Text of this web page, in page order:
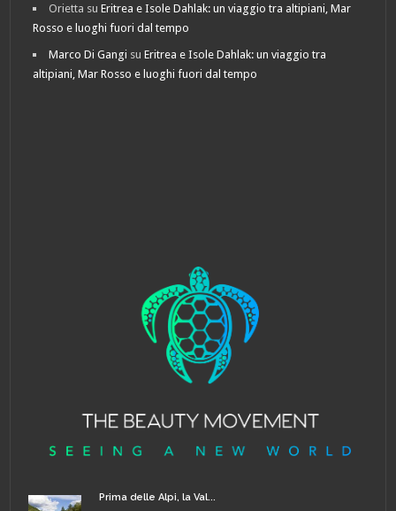
Orietta suEritrea e Isole Dahlak: un viaggio tra altipiani, Mar
Rosso e luoghi fuori dal tempo
Marco Di Gangi suEritrea e Isole Dahlak: un viaggio tra
altipiani, Mar Rosso e luoghi fuori dal tempo
Prima delle Alpi, la Val...